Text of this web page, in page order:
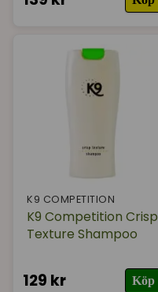
K9 COMPETITION
K9 Competition Crisp
Texture Shampoo
129 kr Köp